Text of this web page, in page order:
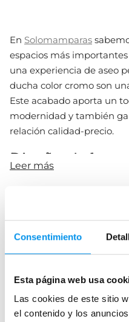
Consentimiento
Esta página web usa
Las cookies de este sitio
el contenido y los
En Solomamparas
espacios más
una experiencia de aseo
ducha color cromo son
Este acabado aporta un
modernidad y también
relación calidad-precio.
Diseño de las
Las columnas de ducha
para ofrecer la máxima
varias funciones, como
rociadores tipo lluvia y
personales, así comojets
espalda.
Las columnas de ducha
Leer más
Columnas de ducha
Columnas de ducha
Columnas de ducha negras
Columnas de ducha cromo